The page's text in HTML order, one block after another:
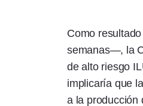
Como
semanas—, la
de alto riesgo
implicaría que
a la producción